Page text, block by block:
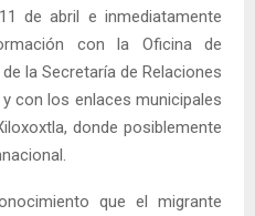
de abril e inmediatamente
con la Oficina de
la Secretaría de Relaciones
con los enlaces municipales
donde posiblemente
que el migrante